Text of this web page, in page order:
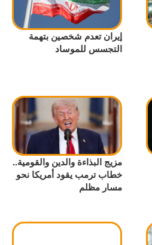
إيران تعدم شخصين بتهمة
التجسس للموساد
مزيج البذاءة والدين والقومية..
خطاب ترمب يقود أمريكا نحو
مسار مظلم